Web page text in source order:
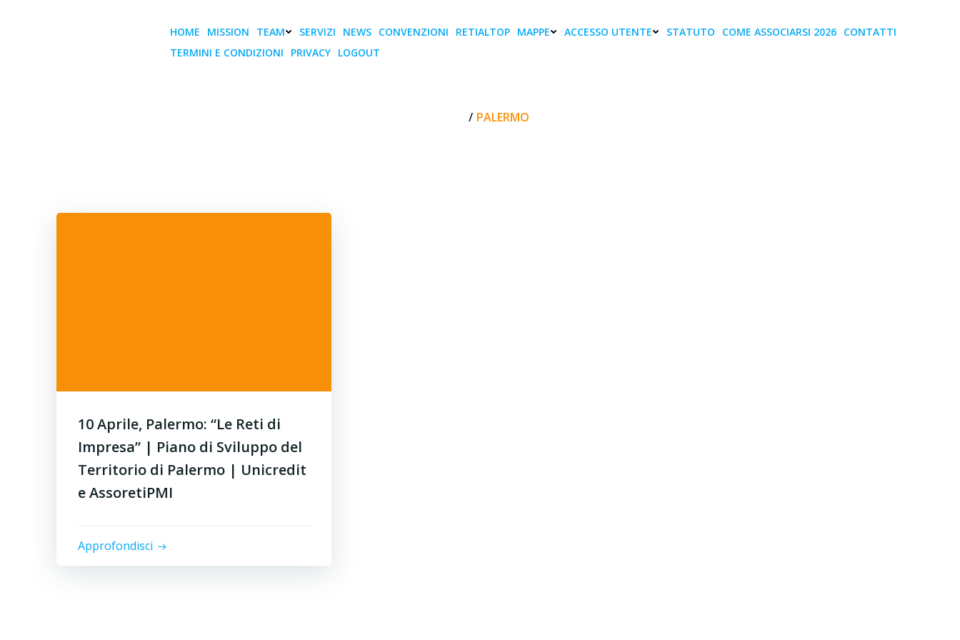
HOME MISSION TEAM SERVIZI NEWS CONVENZIONI RETIALTOP MAPPE ACCESSO UTENTE STATUTO COME ASSOCIARSI 2026 CONTATTI
TERMINI E CONDIZIONI
PRIVACY LOGOUT
PALERMO
10 Aprile, Palermo: “Le Reti di
Impresa” | Piano di Sviluppo del
Territorio di Palermo | Unicredit
e AssoretiPMI
Approfondisci